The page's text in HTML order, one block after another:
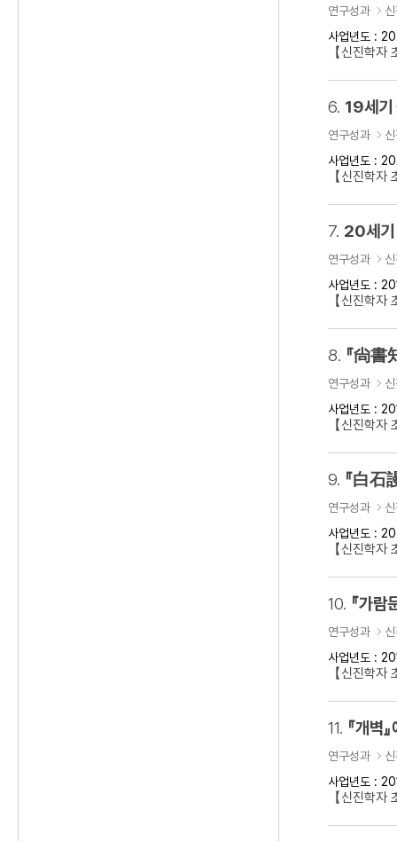
연구성과
사업년도 :
【신진학
6. 19세기
연구성과
사업년도 :
【신진학
7. 20세기
연구성과
사업년도 :
【신진학
8. 『尙書
연구성과
사업년도 :
【신진학
9. 『白石
연구성과
사업년도 :
【신진학
10. 『가
연구성과
사업년도 :
【신진학
11. 『개벽
연구성과
사업년도 :
【신진학